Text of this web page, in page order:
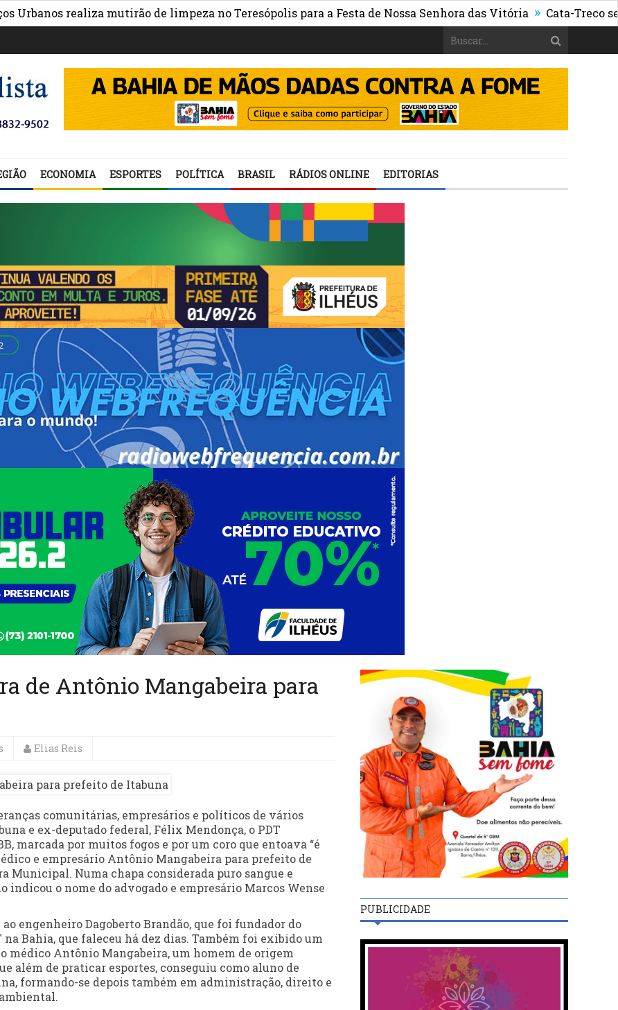
realiza mutirão de limpeza no Teresópolis para a Festa de Nossa Senhora das Vitória » Cata-Treco segue
ECONOMIA ESPORTES POLÍTICA BRASIL RÁDIOS ONLINE EDITORIAS
de Antônio Mangabeira para
Elias Reis
comunitárias, empresários e políticos de vários
e ex-deputado federal, Félix Mendonça, o PDT
marcada por muitos fogos e por um coro que entoava “é
e empresário Antônio Mangabeira para prefeito de
Municipal. Numa chapa considerada puro sangue e
indicou o nome do advogado e empresário Marcos Wense
engenheiro Dagoberto Brandão, que foi fundador do
Bahia, que faleceu há dez dias. Também foi exibido um
médico Antônio Mangabeira, um homem de origem
além de praticar esportes, conseguiu como aluno de
formando-se depois também em administração, direito e
PUBLICIDADE